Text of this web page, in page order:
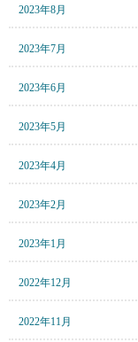
2023年8月
2023年7月
2023年6月
2023年5月
2023年4月
2023年2月
2023年1月
2022年12月
2022年11月